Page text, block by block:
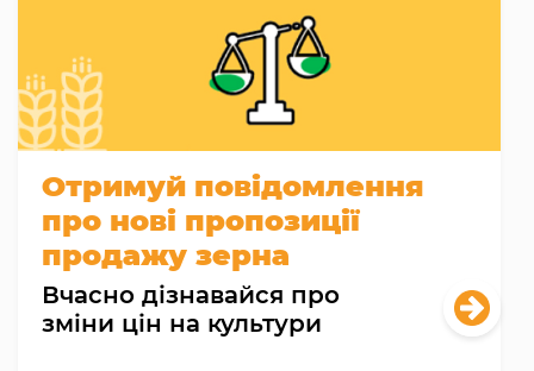
Отримуй повідомлення
про нові пропозиції
продажу зерна
Вчасно дізнавайся про
зміни цін на культури